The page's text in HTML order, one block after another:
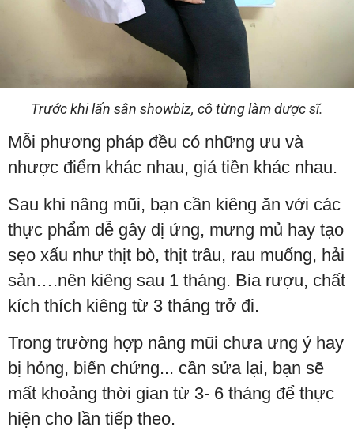
Trước khi lấn sân showbiz, cô từng làm dược sĩ.
Mỗi phương pháp đều có những ưu và
nhược điểm khác nhau, giá tiền khác nhau.
Sau khi nâng mũi, bạn cần kiêng ăn với các
thực phẩm dễ gây dị ứng, mưng mủ hay tạo
sẹo xấu như thịt bò, thịt trâu, rau muống, hải
sản….nên kiêng sau 1 tháng. Bia rượu, chất
kích thích kiêng từ 3 tháng trở đi.
Trong trường hợp nâng mũi chưa ưng ý hay
bị hỏng, biến chứng... cần sửa lại, bạn sẽ
mất khoảng thời gian từ 3- 6 tháng để thực
hiện cho lần tiếp theo.